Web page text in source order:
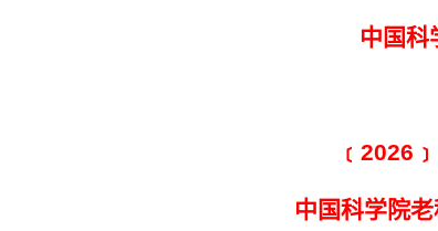
中国科
中国科学院